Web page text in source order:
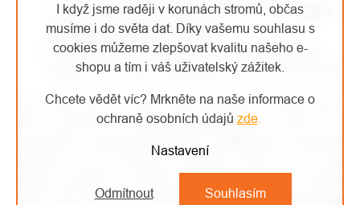
I když jsme raději v korunách stromů, občas
musíme i do světa dat. Díky vašemu souhlasu s
cookies můžeme zlepšovat kvalitu našeho e-
shopu a tím i váš uživatelský zážitek.
Chcete vědět víc? Mrkněte na naše informace o
ochraně osobních údajů zde.
Nastavení
Odmítnout Souhlasím
certifikovaných ovčích farem, které dodržují etické
zásady zacházení se zvířaty.
Pouze vlna od tasmánských ovcí vyhovuje svojí
kvalitou náročným požadavkům značky ORTOVOX.
Tyto farmy jsou v rámci OWP pravidelně monitorovány.
Vlna samotná je
100% ekologická,
environmentálně udržitelná
příze. Tato vlna navíc výborně
reguluje teplotu a odvádí